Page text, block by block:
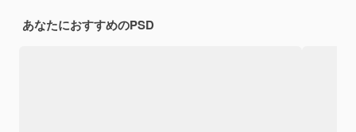
あなたにおすすめのPSD